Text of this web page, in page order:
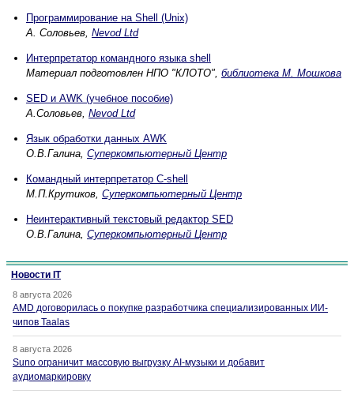
Программирование на Shell (Unix)
А. Соловьев, Nevod Ltd
Интерпретатор командного языка shell
Материал подготовлен НПО "КЛОТО", библиотека М. Мошкова
SED и AWK (учебное пособие)
А.Соловьев, Nevod Ltd
Язык обработки данных AWK
О.В.Галина, Суперкомпьютерный Центр
Командный интерпретатор C-shell
М.П.Крутиков, Суперкомпьютерный Центр
Неинтерактивный текстовый редактор SED
О.В.Галина, Суперкомпьютерный Центр
Новости IT
8 августа 2026
AMD договорилась о покупке разработчика специализированных ИИ-
чипов Taalas
8 августа 2026
Suno ограничит массовую выгрузку AI-музыки и добавит
аудиомаркировку